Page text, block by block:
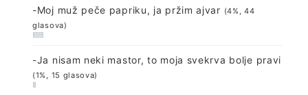
-Moj muž peče papriku, ja pržim ajvar (4%, 44
glasova)
-Ja nisam neki mastor, to moja svekrva bolje pravi
(1%, 15 glasova)